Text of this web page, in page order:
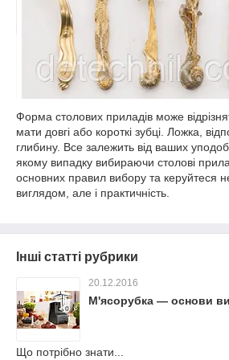
Форма столових приладів може
мати довгі або короткі зубці. Ложка,
глибину. Все залежить від ваших
якому випадку вибираючи столові
основних правил вибору та керуйтеся
виглядом, але і практичність.
Інші статті рубрики
20.12.2016
М'ясорубка — основи
Що потрібно знати...